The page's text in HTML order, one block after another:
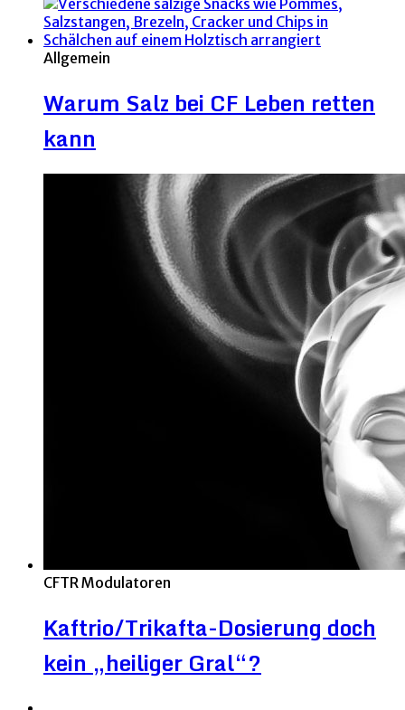
Allgemein
Warum Salz bei CF Leben retten
kann
CFTR Modulatoren
Kaftrio/Trikafta-Dosierung doch
kein „heiliger Gral“?